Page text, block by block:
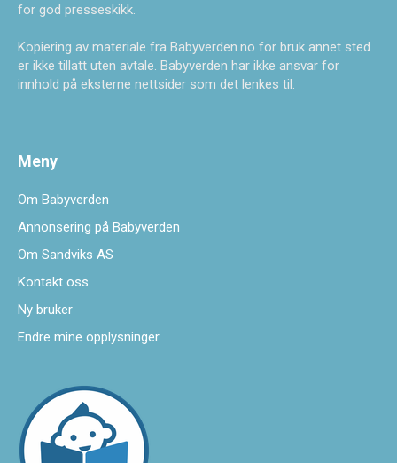
for god presseskikk.
Kopiering av materiale fra Babyverden.no for bruk annet sted
er ikke tillatt uten avtale. Babyverden har ikke ansvar for
innhold på eksterne nettsider som det lenkes til.
Meny
Om Babyverden
Annonsering på Babyverden
Om Sandviks AS
Kontakt oss
Ny bruker
Endre mine opplysninger